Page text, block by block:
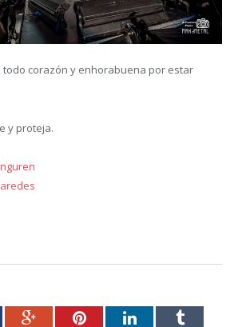
todo corazón y enhorabuena por estar
y proteja.
Google+PinterestLinkedInTumblr